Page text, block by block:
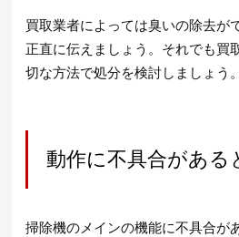
買取業者によっては臭いの除去が
正直に伝えましょう。それでも買
切な方法で処分を検討しましょう。
動作に不具合がある
掃除機のメインの機能に不具合が